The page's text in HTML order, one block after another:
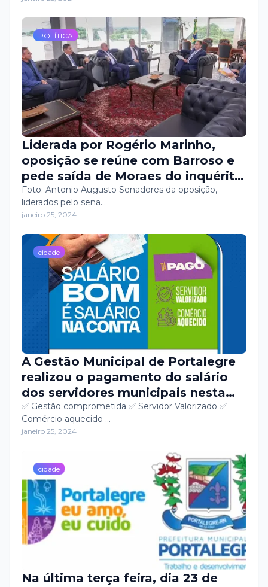
POLÍTICA
Liderada por Rogério Marinho,
oposição se reúne com Barroso e
pede saída de Moraes do inquérito
sobre 8 de janeiro
Foto: Antonio Augusto Senadores da oposição,
liderados pelo sena…
janeiro 25, 2024
cidade
A Gestão Municipal de Portalegre
realizou o pagamento do salário
dos servidores municipais nesta
quinta-feira, dia 25.
✅ Gestão comprometida ✅ Servidor Valorizado ✅
Comércio aquecido …
janeiro 25, 2024
cidade
Na última terça feira, dia 23 de